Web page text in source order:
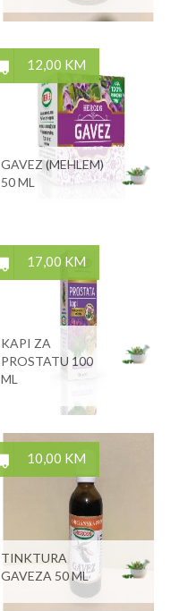
12,00 KM
GAVEZ (MEHLEM)
50 ML
17,00 KM
KAPI ZA
PROSTATU 100
ML
10,00 KM
TINKTURA
GAVEZA 50 ML